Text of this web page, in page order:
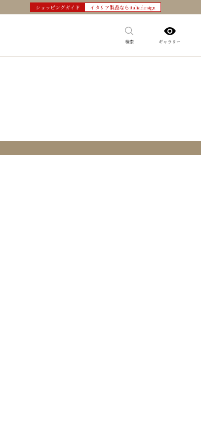
ショッピングガイド イタリア製品ならitaliadesign
検索 ギャラリー